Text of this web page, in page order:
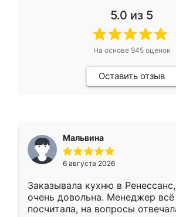
5.0 из 5
На основе 945оценок
Оставить отзыв
Мальвина
6 августа 2026
Заказывала кухню в
очень довольна. Менеджер
посчитала, на вопросы